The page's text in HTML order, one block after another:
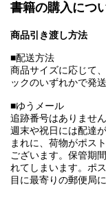
書籍の購入につ
商品引き渡し方法
■配送方法
商品サイズに応じて
ックのいずれかで発
■ゆうメール
追跡番号はありませ
週末や祝日には配達
まれに、荷物がポス
ございます。保管期
れてしまいます。ポ
目に最寄りの郵便局